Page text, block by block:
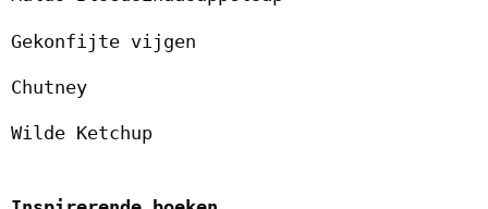
Gekonfijte vijgen
Chutney
Wilde Ketchup